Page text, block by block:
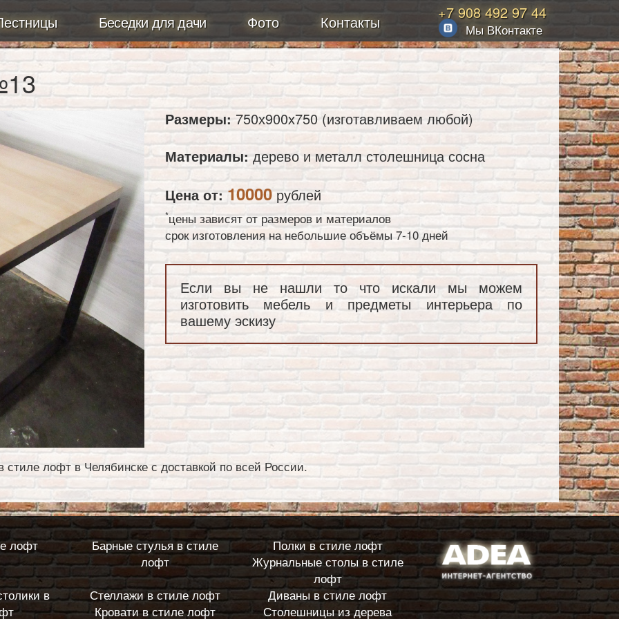
Беседки для дачи Фото Контакты +7 908 492 97 44
Мы ВКонтакте
Размеры: 750х900х750 (изготавливаем любой)
Материалы:дерево и металл столешница сосна
Цена от: 10000рублей
*цены зависят от размеров и материалов
срок изготовления на небольшие объёмы 7-10 дней
Если вы не нашли то что искали мы можем
изготовить мебель и предметы интерьера по
вашему эскизу
лофт в Челябинске с доставкой по всей России.
лофт
Барные стулья в стиле
лофт
Полки в стиле лофт
Журнальные столы в стиле
лофт
в
Стеллажи в стиле лофт
Диваны в стиле лофт
Кровати в стиле лофт
Столешницы из дерева